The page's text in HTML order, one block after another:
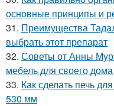
основные принципы и
31. Преимущества
выбрать этот препарат
32. Советы от Анны
мебель для своего дома
33. Как сделать печь
530 мм